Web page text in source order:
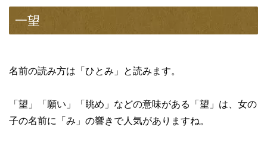
一望
名前の読み方は「ひとみ」と読みます。
「望」「願い」「眺め」などの意味がある「望」は、女の
子の名前に「み」の響きで人気がありますね。